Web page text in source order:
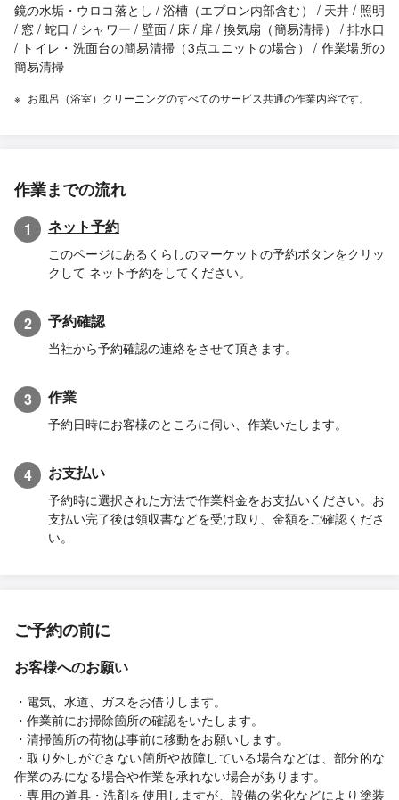
鏡の水垢・ウロコ落とし / 浴槽（エプロン内部含む） / 天井 / 照明
/ 窓 / 蛇口 / シャワー / 壁面 / 床 / 扉 / 換気扇（簡易清掃） / 排水口
/ トイレ・洗面台の簡易清掃（3点ユニットの場合） / 作業場所の
簡易清掃
お風呂（浴室）クリーニングのすべてのサービス共通の作業内容です。
作業までの流れ
1 ネット予約
このページにあるくらしのマーケットの予約ボタンをクリッ
クして ネット予約をしてください。
2 予約確認
当社から予約確認の連絡をさせて頂きます。
3 作業
予約日時にお客様のところに伺い、作業いたします。
4 お支払い
予約時に選択された方法で作業料金をお支払いください。お
支払い完了後は領収書などを受け取り、金額をご確認くださ
い。
ご予約の前に
お客様へのお願い
・電気、水道、ガスをお借りします。
・作業前にお掃除箇所の確認をいたします。
・清掃箇所の荷物は事前に移動をお願いします。
・取り外しができない箇所や故障している場合などは、部分的な
作業のみになる場合や作業を承れない場合があります。
・専用の道具・洗剤を使用しますが、設備の劣化などにより塗装